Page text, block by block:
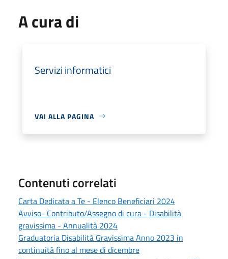
A cura di
Servizi informatici
VAI ALLA PAGINA
Contenuti correlati
Carta Dedicata a Te - Elenco Beneficiari 2024
Avviso- Contributo/Assegno di cura - Disabilità
gravissima - Annualità 2024
Graduatoria Disabilità Gravissima Anno 2023 in
continuità fino al mese di dicembre